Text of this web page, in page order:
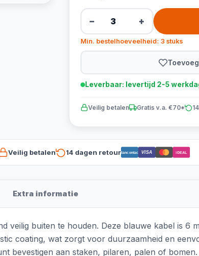
− +
Min. bestelhoeveelheid: 3 stuks
Leverbaar: levertijd 2-5
Veilig betalen Gratis v.a. €70*
Veilig betalen 14 dagen retourBancontact VISA iDEAL
Extra informatie
veilig buiten te houden. Deze blauwe kabel is 6
coating, wat zorgt voor duurzaamheid en
bevestigen aan staken, pilaren, palen of